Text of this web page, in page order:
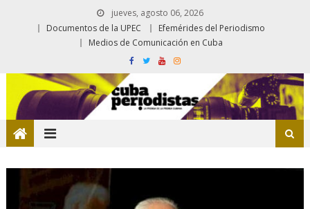
jueves, agosto 06, 2026
Documentos de la UPEC
Efemérides del Periodismo
Medios de Comunicación en Cuba